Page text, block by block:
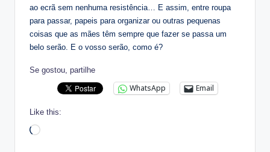
ao ecrã sem nenhuma resistência… E assim, entre roupa
para passar, papeis para organizar ou outras pequenas
coisas que as mães têm sempre que fazer se passa um
belo serão. E o vosso serão, como é?
Se gostou, partilhe
WhatsApp Email
Like this:
Loading…